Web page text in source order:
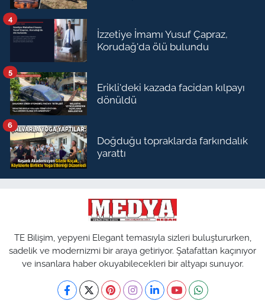
İzzetiye İmamı Yusuf Çapraz,
Korudağ'da ölü bulundu
4
Erikli'deki kazada facidan kılpayı
dönüldü
5
Doğduğu topraklarda farkındalık
yarattı
6
TE Bilişim, yepyeni Elegant temasıyla sizleri buluştururken,
sadelik ve modernizmi bir araya getiriyor. Şatafattan kaçınıyor
ve insanlara haber okuyabilecekleri bir altyapı sunuyor.